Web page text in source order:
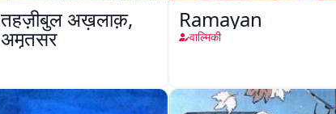
तहज़ीबुल अख़लाक़,
अमृतसर
Ramayan
वाल्मिकी